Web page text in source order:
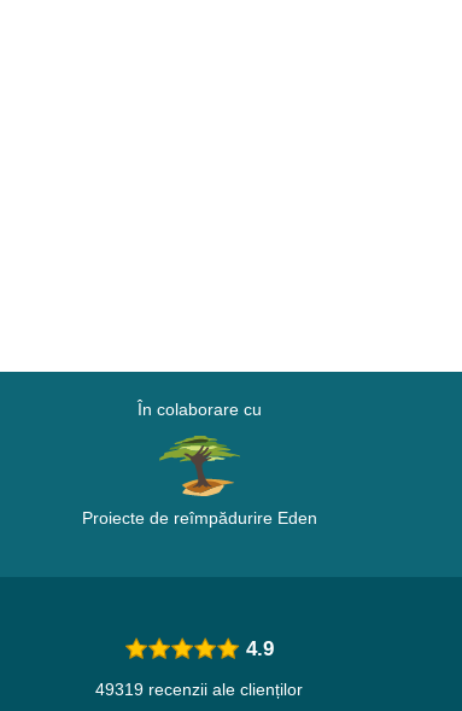
În colaborare cu
Proiecte de reîmpădurire Eden
4.9
49319 recenzii ale clienților